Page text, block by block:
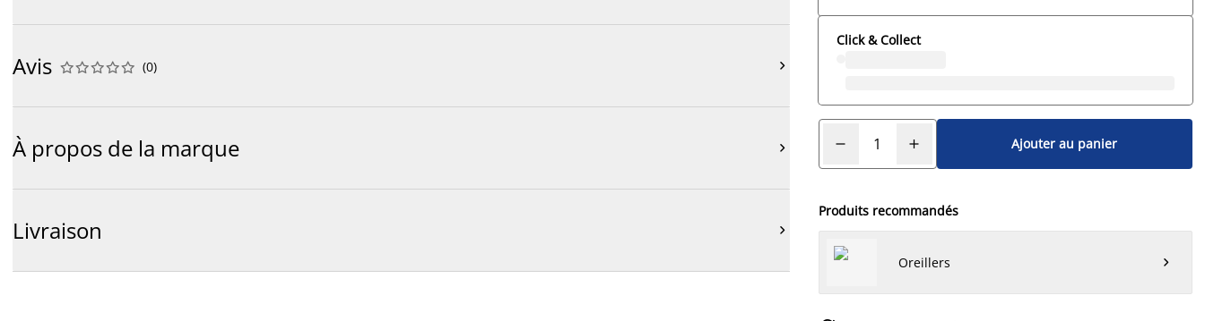
Avis 




 (0) 
À propos de la marque 
Livraison 
Click & Collect
Ajouter au panier
Produits recommandés
Oreillers 